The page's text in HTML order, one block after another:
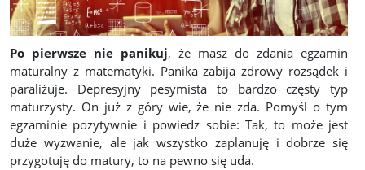
Po pierwsze nie panikuj, że masz do zdania egzamin
maturalny z matematyki. Panika zabija zdrowy rozsądek i
paraliżuje. Depresyjny pesymista to bardzo częsty typ
maturzysty. On już z góry wie, że nie zda. Pomyśl o tym
egzaminie pozytywnie i powiedz sobie: Tak, to może jest
duże wyzwanie, ale jak wszystko zaplanuję i dobrze się
przygotuję do matury, to na pewno się uda.